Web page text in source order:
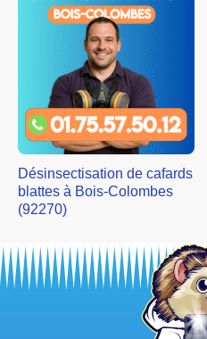
Désinsectisation de cafards
blattes à Bois-Colombes
(92270)